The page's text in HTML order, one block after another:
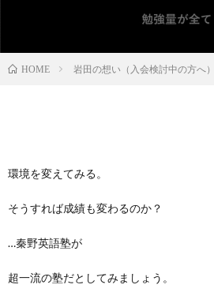
HOME 岩田の想い（入会検討中の方へ）
環境を変えてみる。
そうすれば成績も変わるのか？
…秦野英語塾が
超一流の塾だとしてみましょう。